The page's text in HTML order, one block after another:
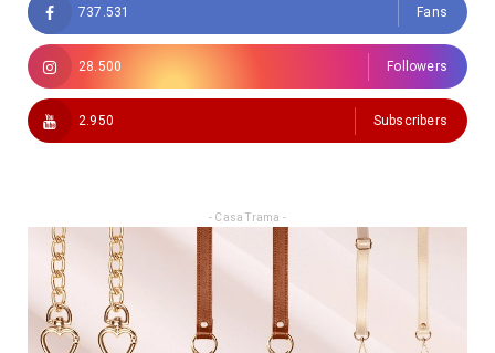
737.531 Fans
28.500 Followers
2.950 Subscribers
- Casa Trama -